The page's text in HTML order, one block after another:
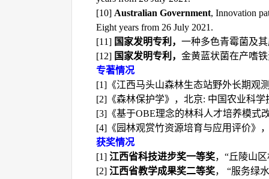
[10] Australian Government, Innovation
Eight years from 26 July 2021.
[11] 国家发明专利， 一种多色青霉菌及
[12] 国家发明专利， 金黄蓝状菌在产嗜
专著情况
[1] 《江西马头山森林生态站野外长期观
[2] 《森林保护学》，北京: 中国农业科学
[3] 《基于OBE理念的林科人才培养模式
[4] 《园林观赏竹资源培育与应用评价》
获奖情况
[1] 江西省科技进步奖一等奖， “ 丘陵山
[2] 江西省教学成果奖二等奖， “服务绿